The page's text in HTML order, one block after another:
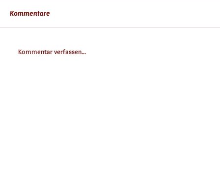
Kommentare
Kommentar verfassen...